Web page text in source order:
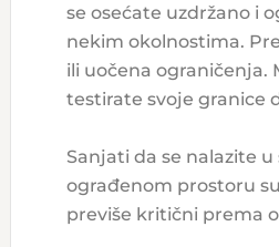
se osećate uzdržano i
nekim okolnostima.
ili uočena ograničenja.
testirate svoje granice
Sanjati da se nalazite
ograđenom prostoru
previše kritični prema